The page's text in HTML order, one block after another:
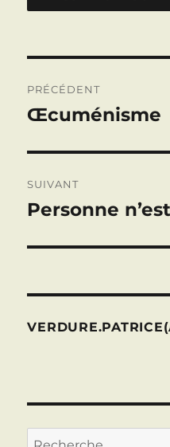
de
PRÉCÉDENT
Publication
Œcuménisme
SUIVANT
Publication
Personne
Recherche